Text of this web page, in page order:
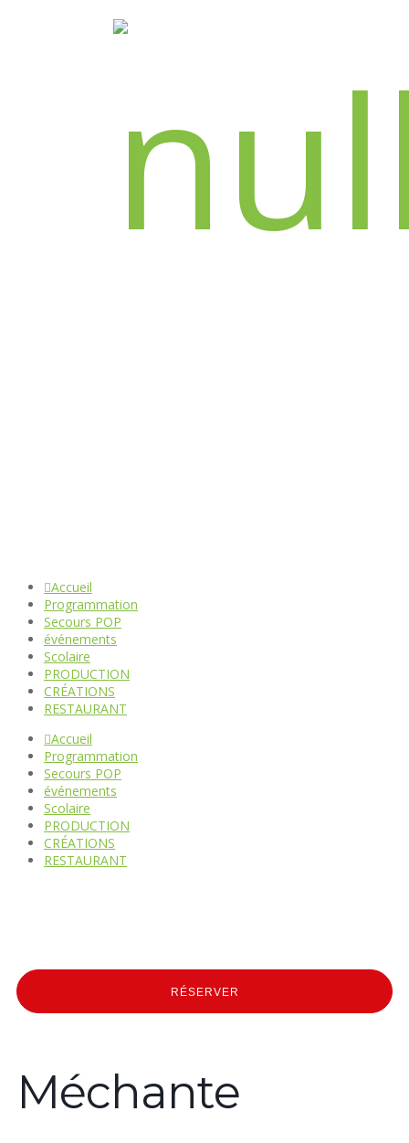
Accueil
Programmation
Secours POP
événements
Scolaire
PRODUCTION
CRÉATIONS
RESTAURANT
Accueil
Programmation
Secours POP
événements
Scolaire
PRODUCTION
CRÉATIONS
RESTAURANT
RÉSERVER
Méchante